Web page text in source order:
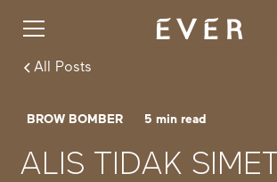
All Posts
BROW BOMBER 5 min read
ALIS TIDAK